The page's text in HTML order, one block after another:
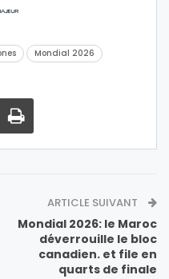
Mondial 2026
ARTICLE SUIVANT
Mondial 2026: le Maroc
déverrouille le bloc
canadien. et file en
quarts de finale